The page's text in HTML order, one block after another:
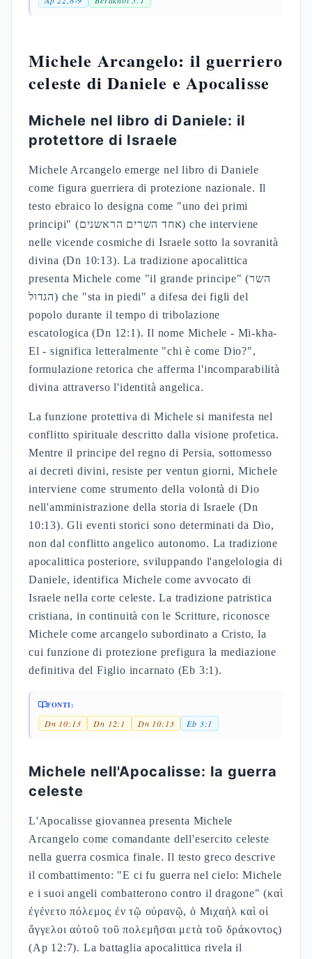
Michele Arcangelo: il guerriero
celeste di Daniele e Apocalisse
Michele nel libro di Daniele: il
protettore di Israele
Michele Arcangelo emerge nel libro di Daniele
come figura guerriera di protezione nazionale. Il
testo ebraico lo designa come "uno dei primi
principi" (אחד השרים הראשנים) che interviene
nelle vicende cosmiche di Israele sotto la sovranità
divina (Dn 10:13). La tradizione apocalittica
presenta Michele come "il grande principe" (השר
הגדול) che "sta in piedi" a difesa dei figli del
popolo durante il tempo di tribolazione
escatologica (Dn 12:1). Il nome Michele - Mi-kha-
El - significa letteralmente "chi è come Dio?",
formulazione retorica che afferma l'incomparabilità
divina attraverso l'identità angelica.
La funzione protettiva di Michele si manifesta nel
conflitto spirituale descritto dalla visione profetica.
Mentre il principe del regno di Persia, sottomesso
ai decreti divini, resiste per ventun giorni, Michele
interviene come strumento della volontà di Dio
nell'amministrazione della storia di Israele (Dn
10:13). Gli eventi storici sono determinati da Dio,
non dal conflitto angelico autonomo. La tradizione
apocalittica posteriore, sviluppando l'angelologia di
Daniele, identifica Michele come avvocato di
Israele nella corte celeste. La tradizione patristica
cristiana, in continuità con le Scritture, riconosce
Michele come arcangelo subordinato a Cristo, la
cui funzione di protezione prefigura la mediazione
definitiva del Figlio incarnato (Eb 3:1).
FONTI:
Dn 10:13 Dn 12:1 Dn 10:13 Eb 3:1
Michele nell'Apocalisse: la guerra
celeste
L'Apocalisse giovannea presenta Michele
Arcangelo come comandante dell'esercito celeste
nella guerra cosmica finale. Il testo greco descrive
il combattimento: "E ci fu guerra nel cielo: Michele
e i suoi angeli combatterono contro il dragone" (καὶ
ἐγένετο πόλεμος ἐν τῷ οὐρανῷ, ὁ Μιχαὴλ καὶ οἱ
ἄγγελοι αὐτοῦ τοῦ πολεμῆσαι μετὰ τοῦ δράκοντος)
(Ap 12:7). La battaglia apocalittica rivela il